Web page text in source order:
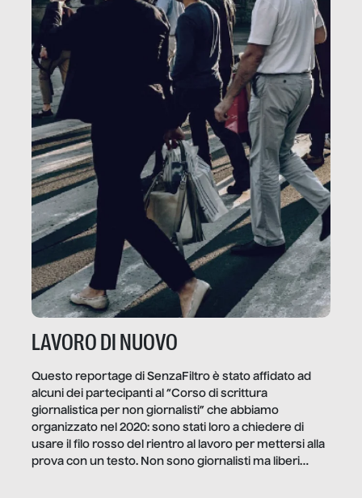
LAVORO DI NUOVO
Questo reportage di SenzaFiltro è stato affidato ad
alcuni dei partecipanti al “Corso di scrittura
giornalistica per non giornalisti” che abbiamo
organizzato nel 2020: sono stati loro a chiedere di
usare il filo rosso del rientro al lavoro per mettersi alla
prova con un testo. Non sono giornalisti ma liberi